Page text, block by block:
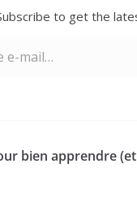
to get the
bien apprendre (et